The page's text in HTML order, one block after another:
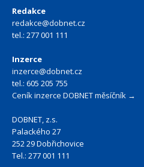
Redakce
redakce@dobnet.cz
tel.: 277 001 111
Inzerce
inzerce@dobnet.cz
tel.: 605 205 755
Ceník inzerce DOBNET měsíčník →
DOBNET, z.s.
Palackého 27
252 29 Dobřichovice
Tel.: 277 001 111